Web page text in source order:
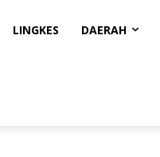
LINGKES DAERAH